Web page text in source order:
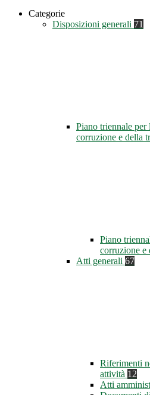
Categorie
Disposizioni generali 71
Piano triennale per
corruzione e della
Piano
corruzione e
Atti generali 67
Riferimenti
attività 12
Atti